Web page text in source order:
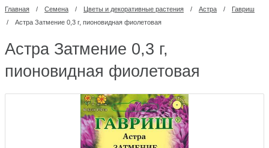
Главная / Семена / Цветы и декоративные растения / Астра /
Гавриш
/
Астра Затмение 0,3 г, пионовидная фиолетовая
Астра Затмение 0,3 г,
пионовидная фиолетовая